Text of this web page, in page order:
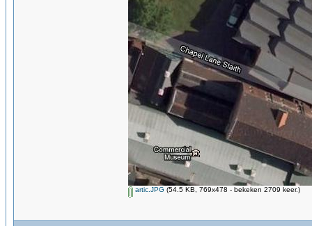
artic.JPG (54.5 KB, 769x478 - bekeken 2709 keer.)